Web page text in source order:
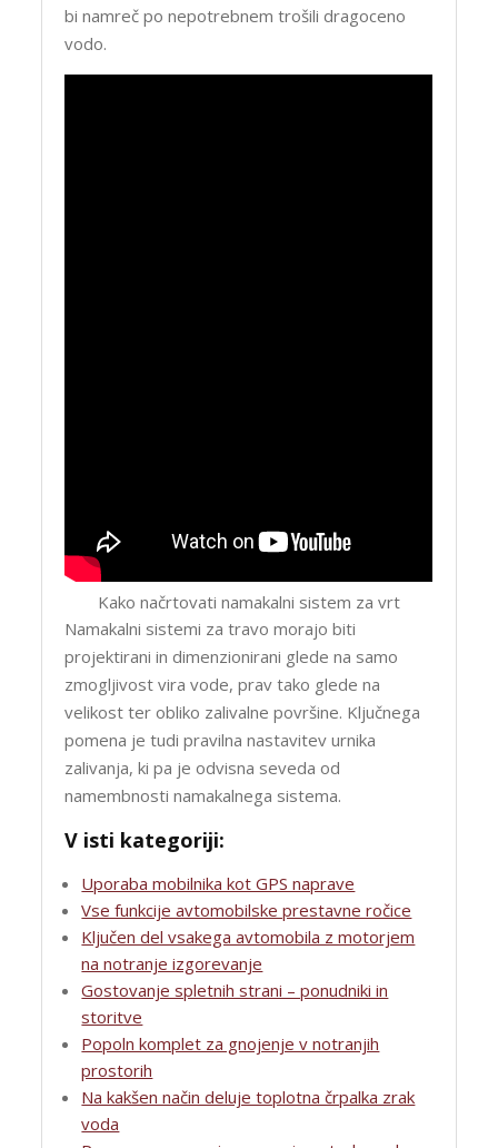
bi namreč po nepotrebnem trošili dragoceno
vodo.
Kako načrtovati namakalni sistem za vrt
Namakalni sistemi za travo morajo biti
projektirani in dimenzionirani glede na samo
zmogljivost vira vode, prav tako glede na
velikost ter obliko zalivalne površine. Ključnega
pomena je tudi pravilna nastavitev urnika
zalivanja, ki pa je odvisna seveda od
namembnosti namakalnega sistema.
V isti kategoriji:
Uporaba mobilnika kot GPS naprave
Vse funkcije avtomobilske prestavne ročice
Ključen del vsakega avtomobila z motorjem
na notranje izgorevanje
Gostovanje spletnih strani – ponudniki in
storitve
Popoln komplet za gnojenje v notranjih
prostorih
Na kakšen način deluje toplotna črpalka zrak
voda